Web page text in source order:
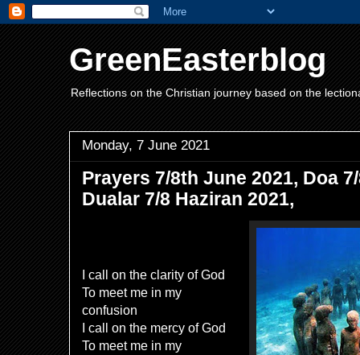
GreenEasterblog
Reflections on the Christian journey based on the
Monday, 7 June 2021
Prayers 7/8th June 2021, Doa
Dualar 7/8 Haziran 2021,
I call on the clarity of God
To meet me in my
confusion
I call on the mercy of God
To meet me in my